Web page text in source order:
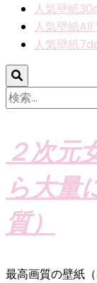
人気壁紙
人気壁紙
人気壁紙
検
索:
２次元
ら大量
質）
最高画質の壁紙